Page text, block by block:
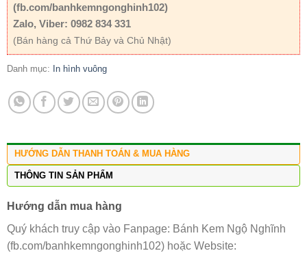
(fb.com/banhkemngonghinh102)
Zalo, Viber: 0982 834 331
(Bán hàng cả Thứ Bảy và Chủ Nhật)
Danh mục: In hình vuông
HƯỚNG DẪN THANH TOÁN & MUA HÀNG
THÔNG TIN SẢN PHẨM
Hướng dẫn mua hàng
Quý khách truy cập vào Fanpage: Bánh Kem Ngộ Nghĩnh
(fb.com/banhkemngonghinh102) hoặc Website: